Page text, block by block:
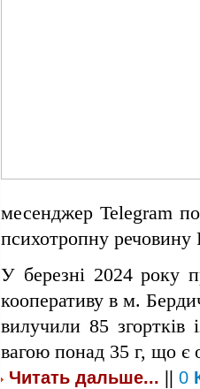
месенджер Telegram
психотропну речовину
У березні 2024 року
кооперативу в м.
вилучили 85
вагою понад 35 г, що є
Читать дальше... || 0